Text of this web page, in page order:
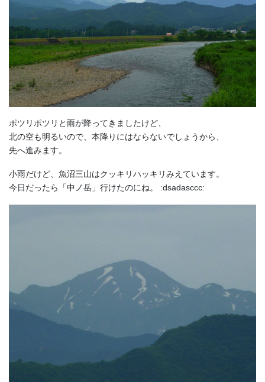
ポツリポツリと雨が降ってきましたけど、
北の空も明るいので、本降りにはならないでしょうから、
先へ進みます。
小雨だけど、魚沼三山はクッキリハッキリみえています。
今日だったら「中ノ岳」行けたのにね。 :dsadasccc: